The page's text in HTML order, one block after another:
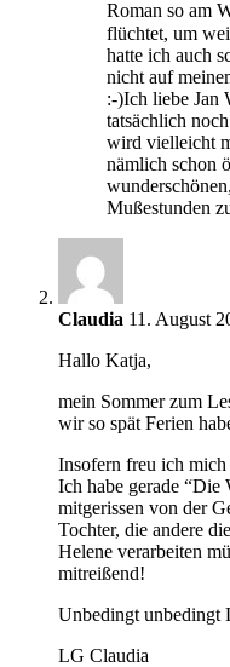
Roman so am
flüchtet, um
hatte ich auch
nicht auf
:-)Ich liebe Jan
tatsächlich
wird vielleicht
nämlich schon
Mußestunden
Claudia 11. August
Hallo Katja,
mein Sommer zum
wir so spät Ferien
Insofern freu ich mich
Ich habe gerade “Die
mitgerissen von der
Tochter, die andere
Helene verarbeiten
mitreißend!
Unbedingt unbedingt
LG Claudia